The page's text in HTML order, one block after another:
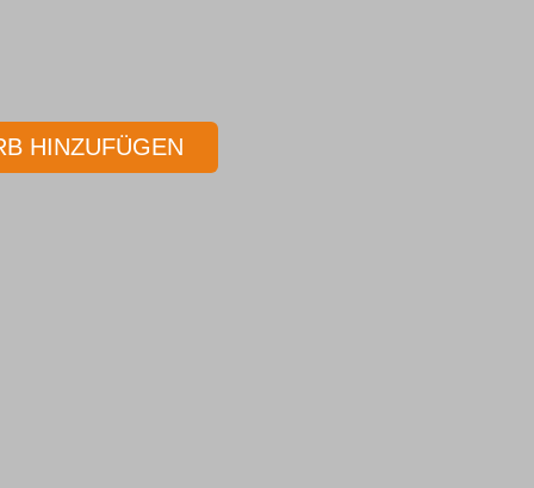
HINZUFÜGEN